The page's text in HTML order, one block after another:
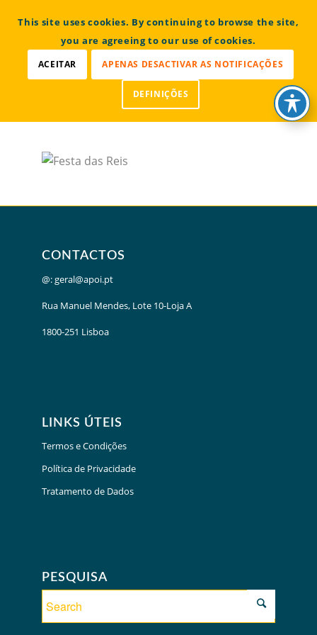
Bem vindo à Associação Portuguesa de Osteogénese
Imperfeita
CONTACTOS
@:geral@apoi.pt
Rua Manuel Mendes, Lote 10-Loja A
1800-251 Lisboa
LINKS ÚTEIS
Termos e Condições
Política de Privacidade
Tratamento de Dados
PESQUISA
This site uses cookies. By continuing to browse the site,
you are agreeing to our use of cookies.
ACEITAR APENAS DESACTIVAR AS NOTIFICAÇÕES
DEFINIÇÕES